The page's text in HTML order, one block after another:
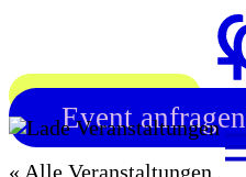
Event anfragen
« Alle Veranstaltungen